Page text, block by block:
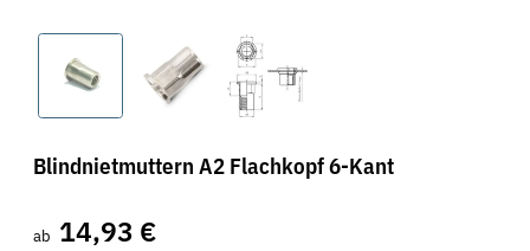
Blindnietmuttern A2 Flachkopf 6-Kant
ab 14,93 €